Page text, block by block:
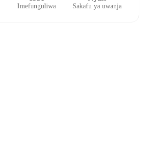
Imefunguliwa Sakafu ya uwanja